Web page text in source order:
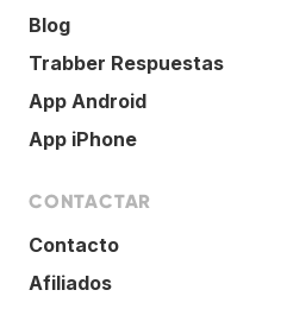
Blog
Trabber Respuestas
App Android
App iPhone
CONTACTAR
Contacto
Afiliados